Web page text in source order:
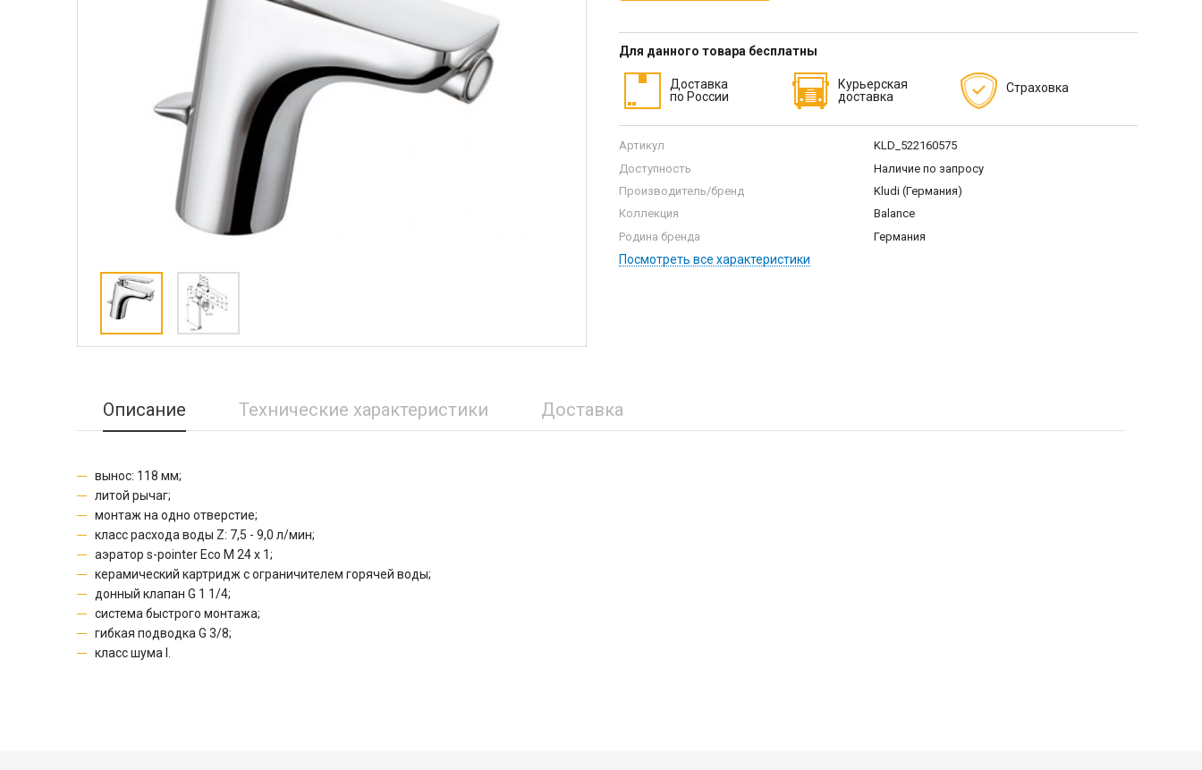
Для данного товара бесплатны
Доставка
по России
Курьерская
доставка
Страховка
Артикул
KLD_522160575
Доступность
Наличие по запросу
Производитель/бренд
Kludi (Германия)
Коллекция
Balance
Родина бренда
Германия
Посмотреть все характеристики
Описание Технические характеристики Доставка
вынос: 118 мм;
литой рычаг;
монтаж на одно отверстие;
класс расхода воды Z: 7,5 - 9,0 л/мин;
аэратор s-pointer Eco M 24 x 1;
керамический картридж с ограничителем горячей воды;
донный клапан G 1 1/4;
система быстрого монтажа;
гибкая подводка G 3/8;
класс шума I.